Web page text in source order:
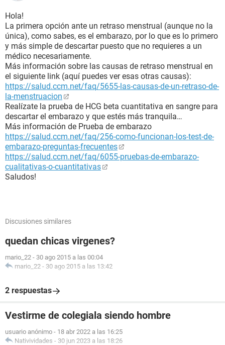
Hola!
La primera opción ante un retraso menstrual (aunque no la
única), como sabes, es el embarazo, por lo que es lo primero
y más simple de descartar puesto que no requieres a un
médico necesariamente.
Más información sobre las causas de retraso menstrual en
el siguiente link (aquí puedes ver esas otras causas):
https://salud.ccm.net/faq/5655-las-causas-de-un-retraso-de-
la-menstruacion
Realízate la prueba de HCG beta cuantitativa en sangre para
descartar el embarazo y que estés más tranquila…
Más información de Prueba de embarazo
https://salud.ccm.net/faq/256-como-funcionan-los-test-de-
embarazo-preguntas-frecuentes
https://salud.ccm.net/faq/6055-pruebas-de-embarazo-
cualitativas-o-cuantitativas
Saludos!
Discusiones similares
quedan chicas virgenes?
mario_22 - 30 ago 2015 a las 00:04
mario_22 - 30 ago 2015 a las 13:42
2 respuestas
Vestirme de colegiala siendo hombre
usuario anónimo - 18 abr 2022 a las 16:25
Nativividades - 30 jun 2023 a las 18:26